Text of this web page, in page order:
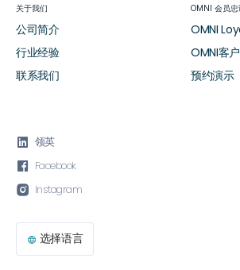
 领英
 Facebook
 Instagram
 选择语言
关于我们
公司简介
行业经验
联系我们
OMNI 会员
OMNI
OMNI客
预约演示